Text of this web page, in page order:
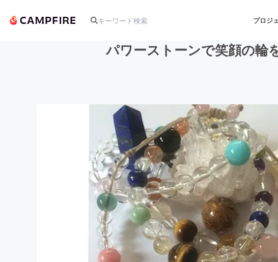
プロジ
アート・写真 音楽
テクノロジー・ガジェット ゲーム・サ
映像・映画 書籍・雑誌
ビジネス・起業 チャレンジ
まちづくり・地域活性化
パワーストーンで笑顔の輪